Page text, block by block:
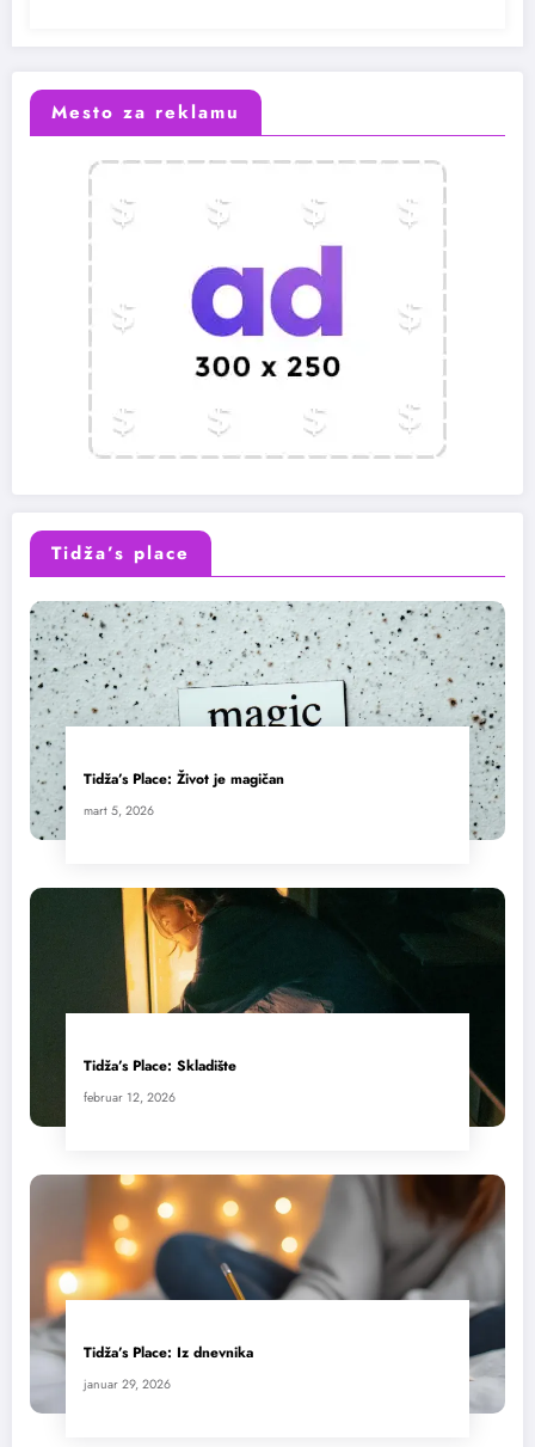
Mesto za reklamu
Tidža’s place
Tidža’s Place: Život je magičan
mart 5, 2026
Tidža’s Place: Skladište
februar 12, 2026
Tidža’s Place: Iz dnevnika
januar 29, 2026